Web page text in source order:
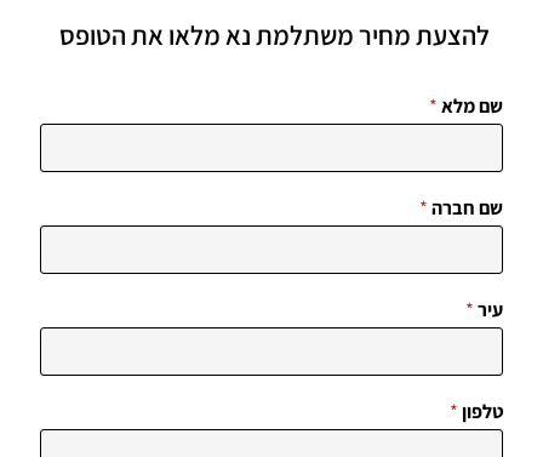
להצעת מחיר משתלמת נא מלאו את הטופס
שם מלא*
שם חברה*
עיר*
טלפון*